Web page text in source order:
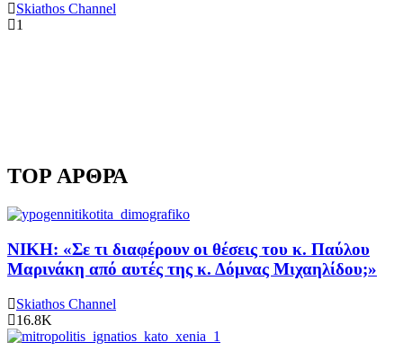
Skiathos Channel
1
TOP ΑΡΘΡΑ
ΝΙΚΗ: «Σε τι διαφέρουν οι θέσεις του κ. Παύλου
Μαρινάκη από αυτές της κ. Δόμνας Μιχαηλίδου;»
Skiathos Channel
16.8K